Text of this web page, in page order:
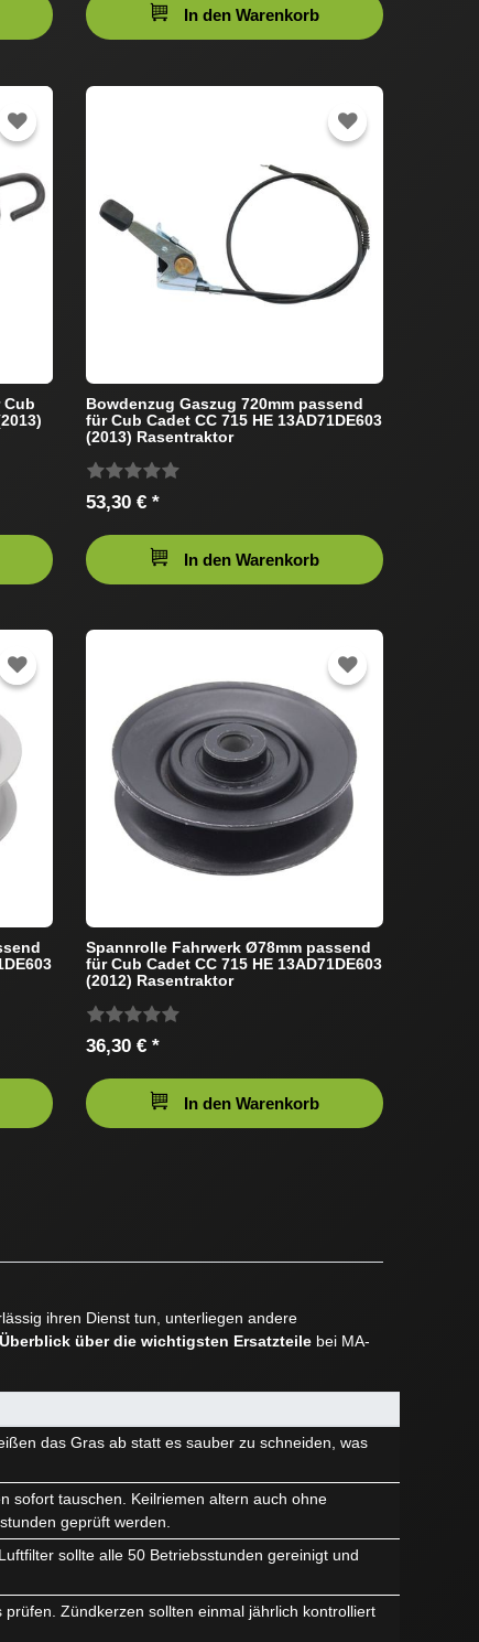
In den Warenkorb
Cub
Bowdenzug Gaszug 720mm passend
für Cub Cadet CC 715 HE 13AD71DE603
(2013) Rasentraktor
53,30 € *
In den Warenkorb
Spannrolle Fahrwerk Ø78mm passend
für Cub Cadet CC 715 HE 13AD71DE603
(2012) Rasentraktor
36,30 € *
In den Warenkorb
ihren Dienst tun, unterliegen andere
Überblick über die wichtigsten Ersatzteile bei MA-
das Gras ab statt es sauber zu schneiden, was
sofort tauschen. Keilriemen altern auch ohne
geprüft werden.
sollte alle 50 Betriebsstunden gereinigt und
Zündkerzen sollten einmal jährlich kontrolliert